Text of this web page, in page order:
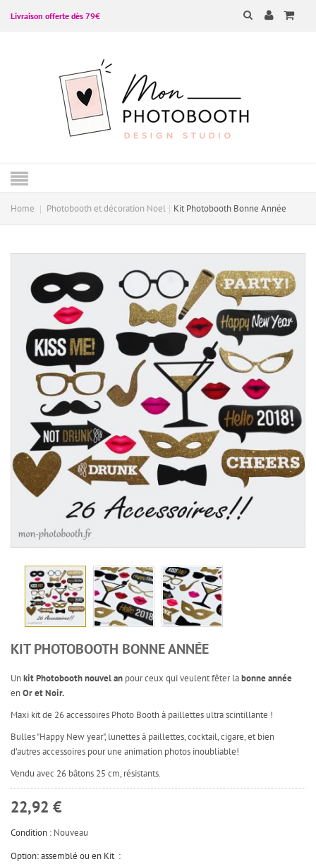
Livraison offerte dès 79€
Home Photobooth et décoration Noel Kit Photobooth Bonne Année
KIT PHOTOBOOTH BONNE ANNÉE
Unkit Photobooth nouvel an pour ceux qui veulent fêter labonne année
enOr et Noir.
Maxi kit de 26 accessoires Photo Booth à paillettes ultra scintillante !
Bulles "Happy New year", lunettes à paillettes, cocktail, cigare, et bien
d'autres accessoires pour une animation photos inoubliable!
Vendu avec 26 bâtons 25 cm, résistants.
22,92 €
Condition : Nouveau
Option: assemblé ou en Kit :